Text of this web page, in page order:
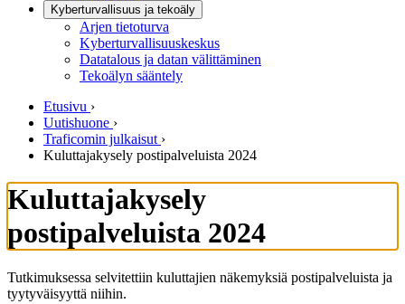
Kyberturvallisuus ja tekoäly
Arjen tietoturva
Kyberturvallisuuskeskus
Datatalous ja datan välittäminen
Tekoälyn sääntely
Etusivu ›
Uutishuone ›
Traficomin julkaisut ›
Kuluttajakysely postipalveluista 2024
Kuluttajakysely
postipalveluista 2024
Tutkimuksessa selvitettiin kuluttajien näkemyksiä postipalveluista ja
tyytyväisyyttä niihin.